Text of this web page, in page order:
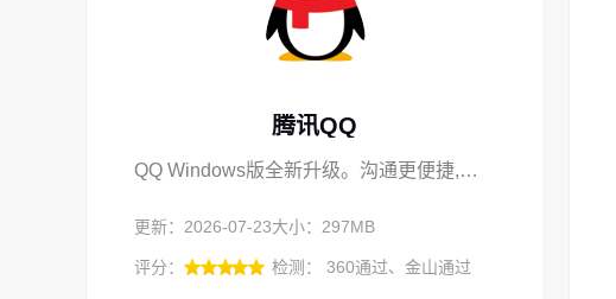
腾讯QQ
QQ Windows版全新升级。沟通更便捷,功能更全面,不一样的QQ为你而来。
更新：2026-07-23大小：297MB
评分： 检测： 360通过、金山通过